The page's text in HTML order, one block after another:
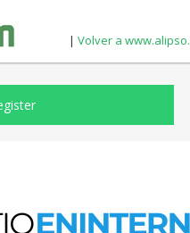
| Volver a